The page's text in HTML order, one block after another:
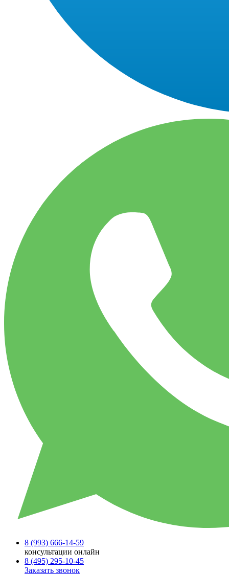
8 (993) 666-14-59
консультации онлайн
8 (495) 295-10-45
Заказать звонок